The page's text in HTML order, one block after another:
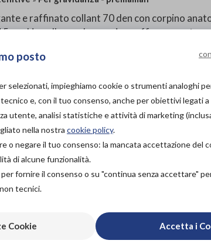
e raffinato collant 70 den con corpino
mmHg sulla gamba previene efficacemente
offre un ottimo sostegno alla pancia in
confortevolmente. Sollievo e benessere
ci sono controindicazioni conosciute relative
per l’uso. Non utilizzare in caso di
PROVA E ACQUISTA IN
NEGOZIO
DA34,90€
PROVA E NOLEGGIA IN
NON DISPONIBILE
ACQUISTA ONLINE
posto
selezionati, impieghiamo cookie o strumenti analoghi
e, con il tuo consenso, anche per obiettivi legati a
utente, analisi statistiche e attività di marketing
nella nostra cookie policy.
o negare il tuo consenso: la mancata accettazione del
di alcune funzionalità.
fornire il consenso o su "continua senza accettare"
tecnici.
Cookie Accetta i